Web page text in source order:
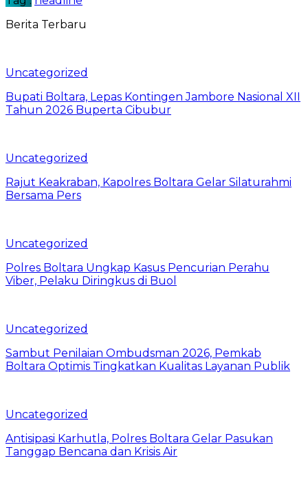
Berita Terbaru
Uncategorized
Bupati Boltara, Lepas Kontingen Jambore Nasional XII
Tahun 2026 Buperta Cibubur
Uncategorized
Rajut Keakraban, Kapolres Boltara Gelar Silaturahmi
Bersama Pers
Uncategorized
Polres Boltara Ungkap Kasus Pencurian Perahu
Viber, Pelaku Diringkus di Buol
Uncategorized
Sambut Penilaian Ombudsman 2026, Pemkab
Boltara Optimis Tingkatkan Kualitas Layanan Publik
Uncategorized
Antisipasi Karhutla, Polres Boltara Gelar Pasukan
Tanggap Bencana dan Krisis Air